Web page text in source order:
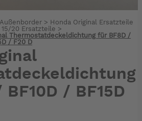
Außenborder > Honda Original Ersatzteile
15/20 Ersatzteile >
Thermostatdeckeldichtung für BF8D /
/ F20 D
/ BF15D